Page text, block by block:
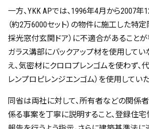
一方、YKK APでは、1996年4月から2007
（約2万6000セット）の物件に施工した特
採光窓付玄関ドア）に不適合があることが
ガラス溝部にバックアップ材を使用してい
え、気密材にクロロプレンゴムを使わず、
レンプロピレンジエンゴム）を使用していた
同省は両社に対して、所有者などの関係
係る事案を丁寧に説明すること、登録住